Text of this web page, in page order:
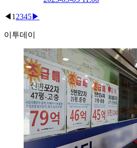
◀ 1 2345▶
이투데이